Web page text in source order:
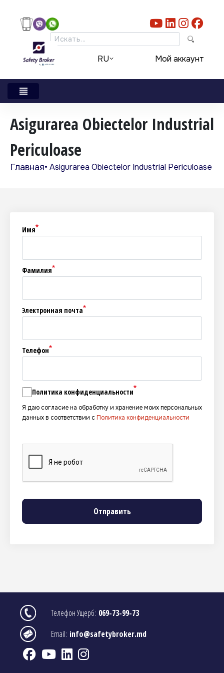
RU Мой аккаунт
Asigurarea Obiectelor Industrial
Periculoase
Строка навигации
Главная Asigurarea Obiectelor Industrial Periculoase
Имя
Фамилия
Электронная почта
Телефон
Политика конфиденциальности
Я даю согласие на обработку и хранение моих персональных
данных в соответствии с Политика конфиденциальности
Image Телефон Ущерб: 069-73-99-73
Image Email: info@safetybroker.md